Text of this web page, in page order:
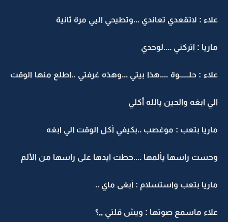
علاء : لاتقعدي تعاندي ...وتطيحي اليي مرة ثانية
ماريا : اتركني ....لوحدي
علاء : حلــــــوة ....هذا بيتي ...وهذه غرفتي ..اطلع منها الوقت
الي ابغه والحين يالله أكلي
ماريا بتعب : موغصب ..بكيفي أكل الوقت الي ابغه
وحست راسها يألمها ....حطت ايدها على راسها من الألم
ماريا بتعب واستسلام : أبغى ماي ..
علاء ماسمع صوتها : ويش قلتي ,,؟